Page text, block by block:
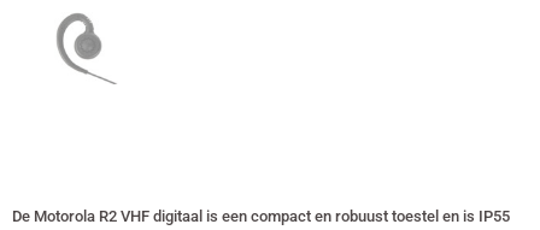
De Motorola R2 VHF digitaal is een compact en robuust toestel en is IP55